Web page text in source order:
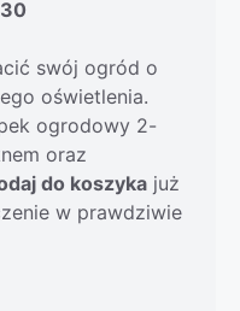
swój ogród o
oświetlenia.
ogrodowy 2-
oraz
do koszyka już
w prawdziwie